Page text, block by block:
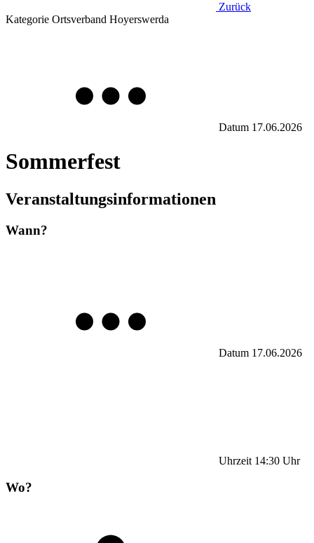
Zurück
Kategorie Ortsverband Hoyerswerda
Datum 17.06.2026
Sommerfest
Veranstaltungsinformationen
Wann?
Datum 17.06.2026
Uhrzeit 14:30 Uhr
Wo?